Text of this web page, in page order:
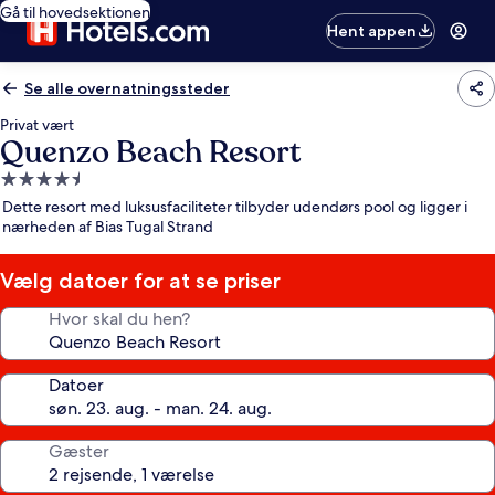
Gå til hovedsektionen
Hent appen
Se alle overnatningssteder
Privat vært
Quenzo Beach Resort
4.5-
stjernet
overnatningssted
Dette resort med luksusfaciliteter tilbyder udendørs pool og ligger i
nærheden af Bias Tugal Strand
Vælg datoer for at se priser
Hvor skal du hen?
Datoer
Gæster